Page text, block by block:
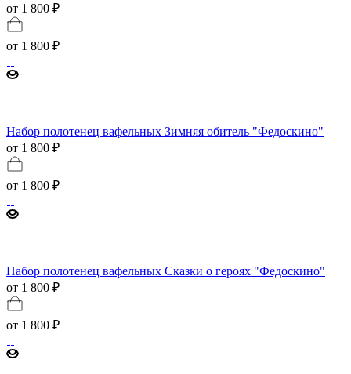
от 1 800 ₽
от 1 800 ₽
Набор полотенец вафельных Зимняя обитель "Федоскино"
от 1 800 ₽
от 1 800 ₽
Набор полотенец вафельных Сказки о героях "Федоскино"
от 1 800 ₽
от 1 800 ₽